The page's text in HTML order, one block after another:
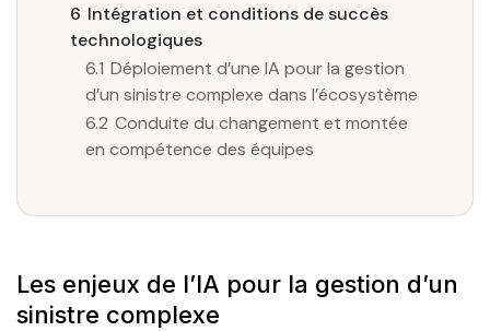
6 Intégration et conditions de succès
technologiques
6.1 Déploiement d’une IA pour la gestion
d’un sinistre complexe dans l’écosystème
6.2 Conduite du changement et montée
en compétence des équipes
Les enjeux de l’IA pour la gestion d’un
sinistre complexe